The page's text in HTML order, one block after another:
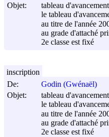
Objet:
tableau
le tableau
au titre de l'année
au grade d'attaché
2e classe est fixé
De:
Godin (Gwénaël)
Objet:
tableau
le tableau
au titre de l'année
au grade d'attaché
2e classe est fixé
inscription